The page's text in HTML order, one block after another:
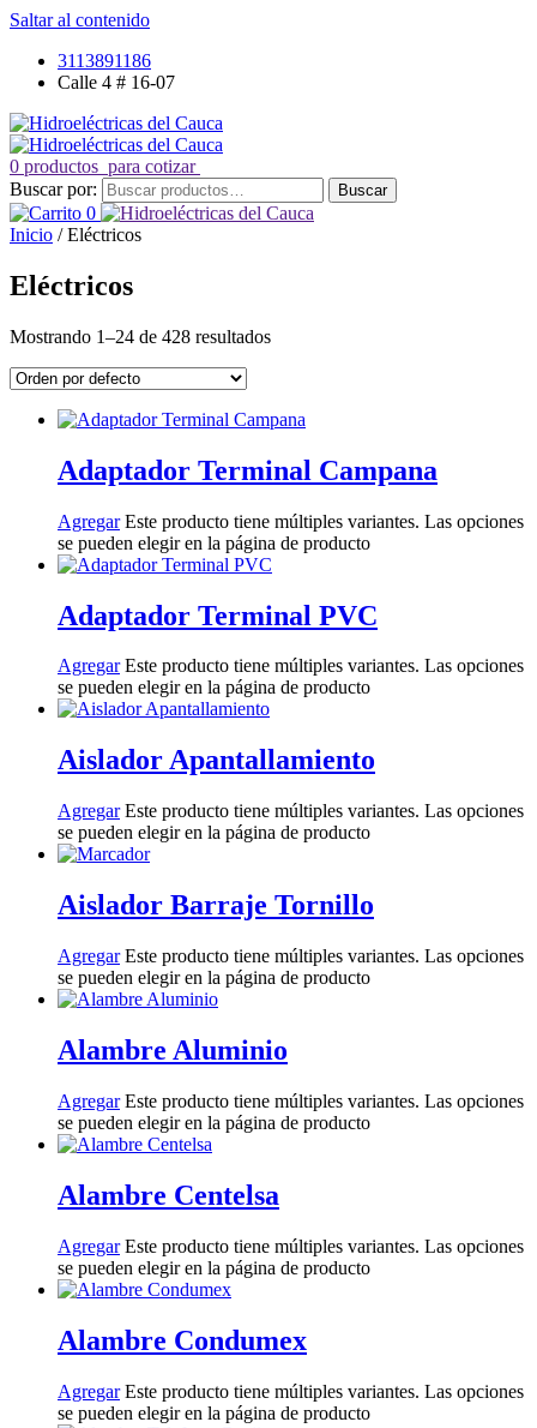
Saltar al contenido
3113891186
Calle 4 # 16-07
0 productos para cotizar
Buscar por:
Buscar
0
Inicio / Eléctricos
Eléctricos
Mostrando 1–24 de 428 resultados
Adaptador Terminal Campana
Agregar Este producto tiene múltiples variantes. Las opciones
se pueden elegir en la página de producto
Adaptador Terminal PVC
Agregar Este producto tiene múltiples variantes. Las opciones
se pueden elegir en la página de producto
Aislador Apantallamiento
Agregar Este producto tiene múltiples variantes. Las opciones
se pueden elegir en la página de producto
Aislador Barraje Tornillo
Agregar Este producto tiene múltiples variantes. Las opciones
se pueden elegir en la página de producto
Alambre Aluminio
Agregar Este producto tiene múltiples variantes. Las opciones
se pueden elegir en la página de producto
Alambre Centelsa
Agregar Este producto tiene múltiples variantes. Las opciones
se pueden elegir en la página de producto
Alambre Condumex
Agregar Este producto tiene múltiples variantes. Las opciones
se pueden elegir en la página de producto